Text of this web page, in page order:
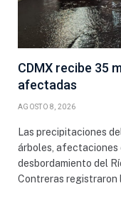
CDMX recibe 35
afectadas
AGOSTO 8, 2026
Las precipitaciones
árboles, afectaciones
desbordamiento del
Contreras registraron